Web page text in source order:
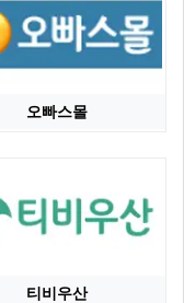
오빠스몰
티비우산